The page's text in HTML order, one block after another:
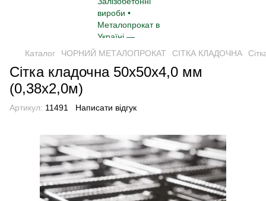
Каталог ЧОРНИЙ МЕТАЛОПРОКАТ СІТКА КЛАДОЧНА
Сітка кладочна 50х50х4,0 мм
(0,38х2,0м)
Артикул: 11491 Написати відгук